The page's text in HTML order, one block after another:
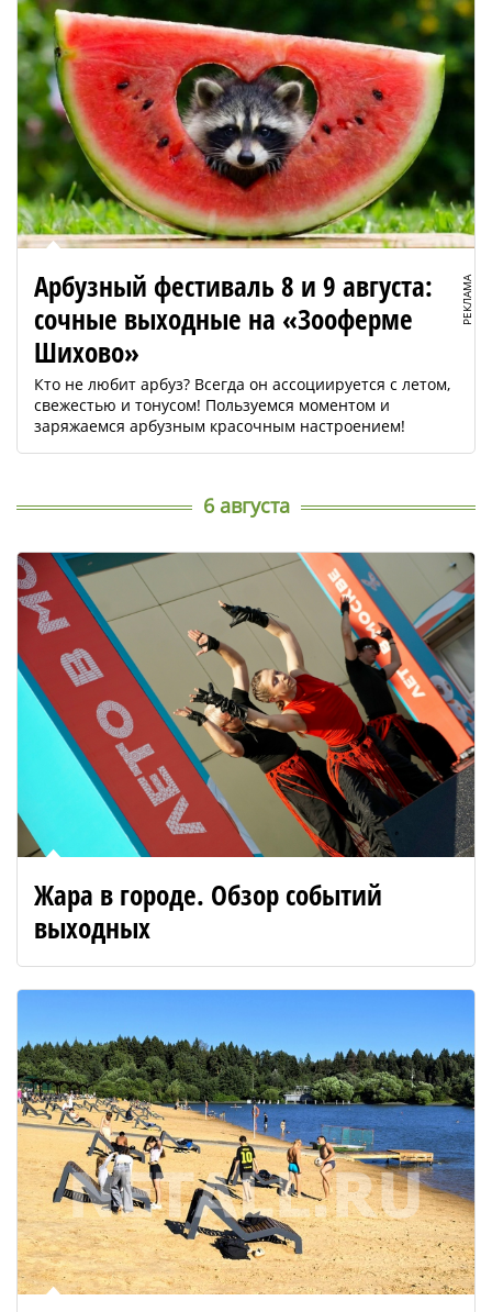
РЕКЛАМА
Арбузный фестиваль 8 и 9 августа:
сочные выходные на «Зооферме
Шихово»
Кто не любит арбуз? Всегда он ассоциируется с летом,
свежестью и тонусом! Пользуемся моментом и
заряжаемся арбузным красочным настроением!
6 августа
Жара в городе. Обзор событий
выходных